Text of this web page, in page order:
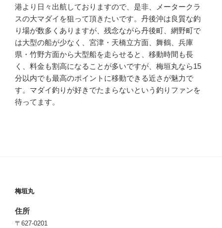
港より日々出航しておりますので、是非、メータークラ
スの大マダイを狙って頂きたいです。丹後沖は良質な釣
り場が数多くありますが、残念ながら丹後町、網野町で
は大型の船が少なく、宮津・天橋立方面、舞鶴、兵庫
県・竹野方面から大型船を走らせると、移動時間も長
く、料金も割高になることが多いですが、梅垣丸なら15
分以内でも最高のポイントに移動できる近さが魅力で
す。マダイ釣りが好きでたまらないという釣りファンを
待ってます。
梅垣丸
住所
〒627-0201